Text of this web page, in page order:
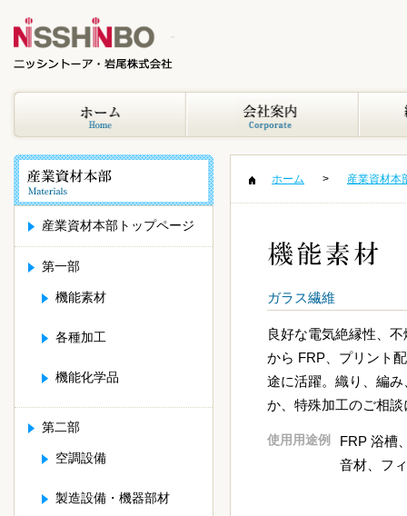
産業資材本部トップページ
第一部
機能素材
各種加工
機能化学品
第二部
空調設備
製造設備・機器部材
ホーム 産業資材本
ガラス繊維
良好な電気絶縁性、
から FRP、プリント
途に活躍。織り、編
か、特殊加工のご相
使用用途例
FRP 浴槽
音材、フ